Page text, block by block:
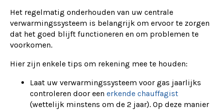
Het regelmatig onderhouden van uw centrale
verwarmingssysteem is belangrijk om ervoor te zorgen
dat het goed blijft functioneren en om problemen te
voorkomen.
Hier zijn enkele tips om rekening mee te houden:
Laat uw verwarmingssysteem voor gas jaarlijks
controleren door een erkende chauffagist
(wettelijk minstens om de 2 jaar). Op deze manier